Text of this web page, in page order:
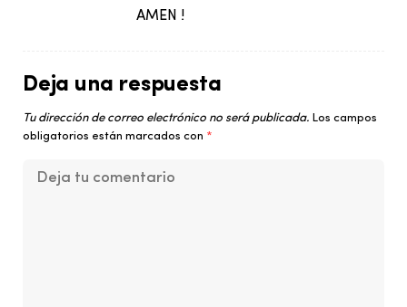
AMEN !
Deja una respuesta
Tu dirección de correo electrónico no será publicada. Los campos
obligatorios están marcados con *